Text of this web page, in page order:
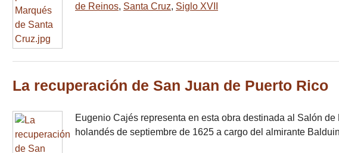
de Reinos, Santa Cruz, Siglo XVII
La recuperación de San Juan de Puerto Rico
Eugenio Cajés representa en esta obra destinada al Salón
holandés de septiembre de 1625 a cargo del almirante